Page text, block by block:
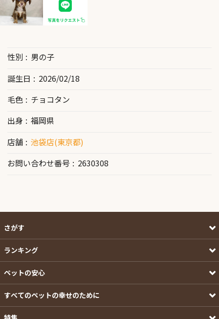
性別
男の子
誕生日
2026/02/18
毛色
チョコタン
出身
福岡県
店舗
池袋店(東京都)
お問い合わせ番号
2630308
さがす
ランキング
ペットの安心
すべてのペットの幸せのために